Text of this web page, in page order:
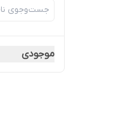
موجودی